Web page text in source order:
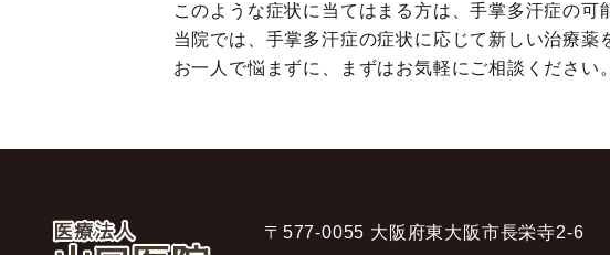
このような症状に当てはまる方は、手掌多汗症の可
当院では、手掌多汗症の症状に応じて新しい治療薬
お一人で悩まずに、まずはお気軽にご相談ください。
〒577-0055 大阪府東大阪市長栄寺2-6